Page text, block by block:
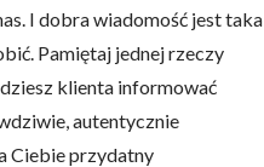
I dobra wiadomość jest taka
Pamiętaj jednej rzeczy
klienta informować
autentycznie
Ciebie przydatny